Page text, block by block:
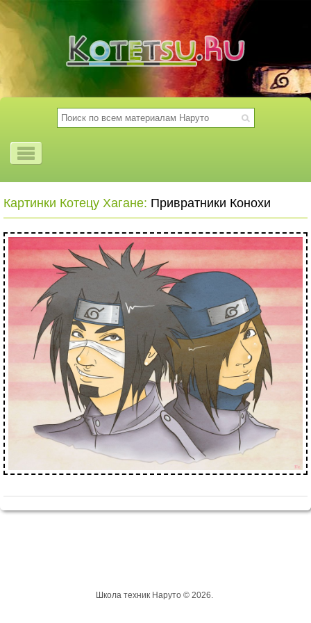
Картинки Котецу Хагане: Привратники Конохи
Школа техник Наруто © 2026.